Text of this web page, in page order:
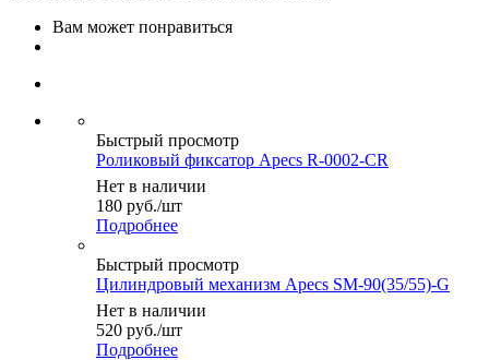
Вам может понравиться
Быстрый просмотр
Роликовый фиксатор Apecs R-0002-CR
Нет в наличии
180 руб./шт
Подробнее
Быстрый просмотр
Цилиндровый механизм Apecs SM-90(35/55)-G
Нет в наличии
520 руб./шт
Подробнее